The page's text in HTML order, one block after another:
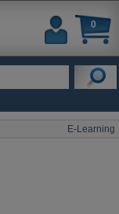
0
E-Learning